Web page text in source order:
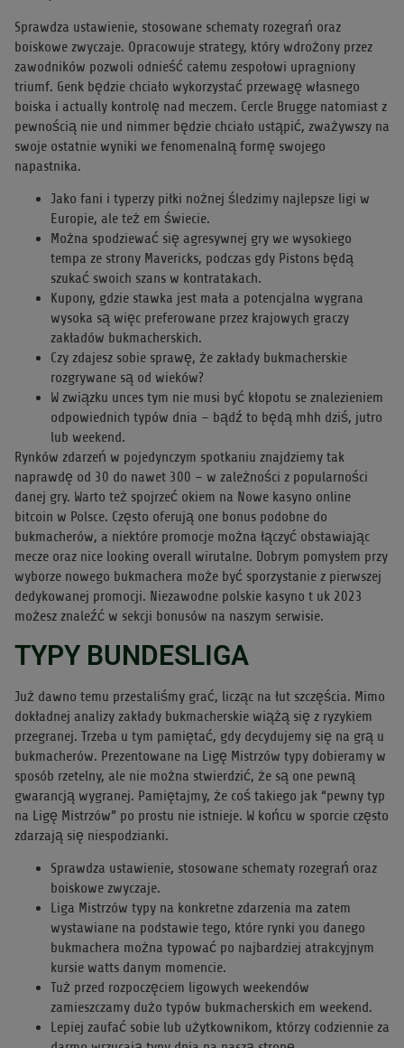
Sprawdza ustawienie, stosowane schematy rozegrań oraz
boiskowe zwyczaje. Opracowuje strategy, który wdrożony przez
zawodników pozwoli odnieść całemu zespołowi upragniony
triumf. Genk będzie chciało wykorzystać przewagę własnego
boiska i actually kontrolę nad meczem. Cercle Brugge natomiast z
pewnością nie und nimmer będzie chciało ustąpić, zważywszy na
swoje ostatnie wyniki we fenomenalną formę swojego
napastnika.
Jako fani i typerzy piłki nożnej śledzimy najlepsze ligi w
Europie, ale też em świecie.
Można spodziewać się agresywnej gry we wysokiego
tempa ze strony Mavericks, podczas gdy Pistons będą
szukać swoich szans w kontratakach.
Kupony, gdzie stawka jest mała a potencjalna wygrana
wysoka są więc preferowane przez krajowych graczy
zakładów bukmacherskich.
Czy zdajesz sobie sprawę, że zakłady bukmacherskie
rozgrywane są od wieków?
W związku unces tym nie musi być kłopotu se znalezieniem
odpowiednich typów dnia – bądź to będą mhh dziś, jutro
lub weekend.
Rynków zdarzeń w pojedynczym spotkaniu znajdziemy tak
naprawdę od 30 do nawet 300 – w zależności z popularności
danej gry. Warto też spojrzeć okiem na Nowe kasyno online
bitcoin w Polsce. Często oferują one bonus podobne do
bukmacherów, a niektóre promocje można łączyć obstawiając
mecze oraz nice looking overall wirutalne. Dobrym pomysłem przy
wyborze nowego bukmachera może być sporzystanie z pierwszej
dedykowanej promocji. Niezawodne polskie kasyno t uk 2023
możesz znaleźć w sekcji bonusów na naszym serwisie.
TYPY BUNDESLIGA
Już dawno temu przestaliśmy grać, licząc na łut szczęścia. Mimo
dokładnej analizy zakłady bukmacherskie wiążą się z ryzykiem
przegranej. Trzeba u tym pamiętać, gdy decydujemy się na grą u
bukmacherów. Prezentowane na Ligę Mistrzów typy dobieramy w
sposób rzetelny, ale nie można stwierdzić, że są one pewną
gwarancją wygranej. Pamiętajmy, że coś takiego jak “pewny typ
na Ligę Mistrzów” po prostu nie istnieje. W końcu w sporcie często
zdarzają się niespodzianki.
Sprawdza ustawienie, stosowane schematy rozegrań oraz
boiskowe zwyczaje.
Liga Mistrzów typy na konkretne zdarzenia ma zatem
wystawiane na podstawie tego, które rynki you danego
bukmachera można typować po najbardziej atrakcyjnym
kursie watts danym momencie.
Tuż przed rozpoczęciem ligowych weekendów
zamieszczamy dużo typów bukmacherskich em weekend.
Lepiej zaufać sobie lub użytkownikom, którzy codziennie za